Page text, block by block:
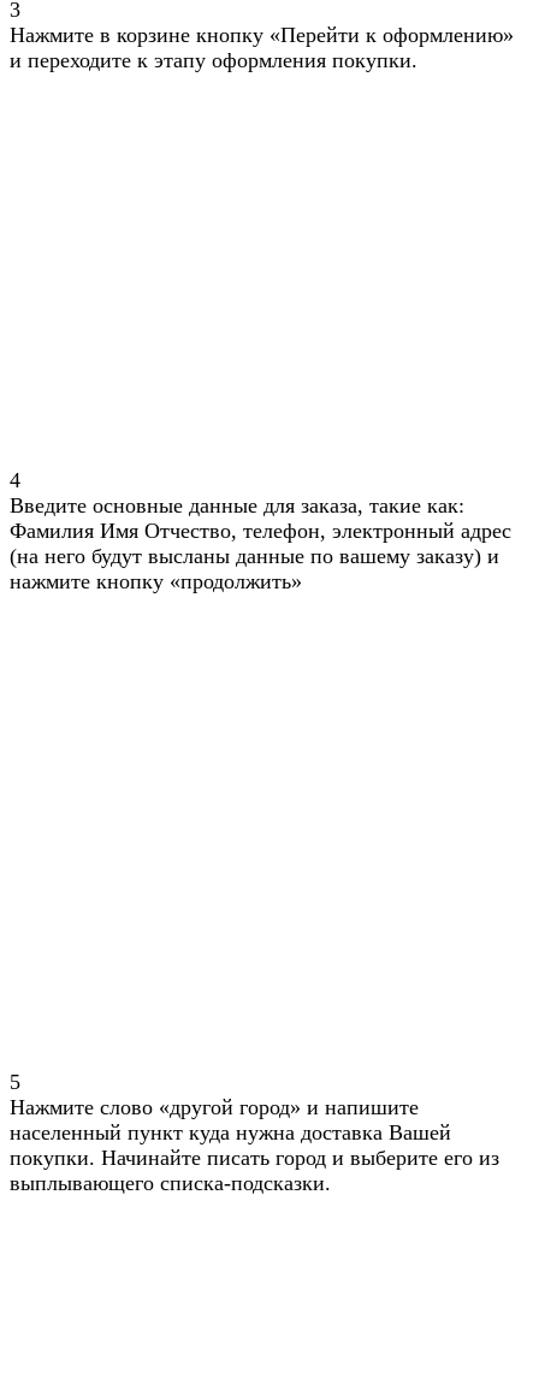
3
Нажмите в корзине кнопку «Перейти к оформлению»
и переходите к этапу оформления покупки.
4
Введите основные данные для заказа, такие как:
Фамилия Имя Отчество, телефон, электронный адрес
(на него будут высланы данные по вашему заказу) и
нажмите кнопку «продолжить»
5
Нажмите слово «другой город» и напишите
населенный пункт куда нужна доставка Вашей
покупки. Начинайте писать город и выберите его из
выплывающего списка-подсказки.